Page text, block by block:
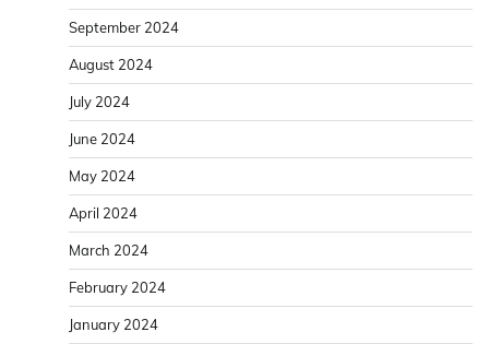
September 2024
August 2024
July 2024
June 2024
May 2024
April 2024
March 2024
February 2024
January 2024